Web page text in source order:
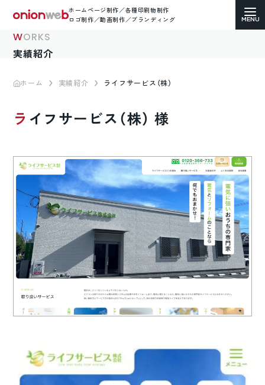
ホームページ制作／各種印刷物制作
ロゴ制作／動画制作／ブランディング
コーポレートサイト
ECサイト（通販）制作
LP（ランディングページ）制作
求人・採用サイト制作
各種印刷物デザイン
ロゴマーク制作
ブランディング
WORKS
実績紹介
ホーム 実績紹介 ライフサービス（株）
ライフサービス（株） 様